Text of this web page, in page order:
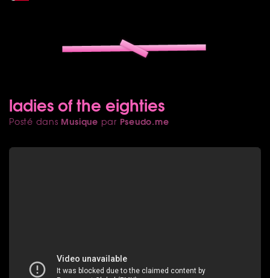
ladies of the eighties
Posté dans Musique par Pseudo.me